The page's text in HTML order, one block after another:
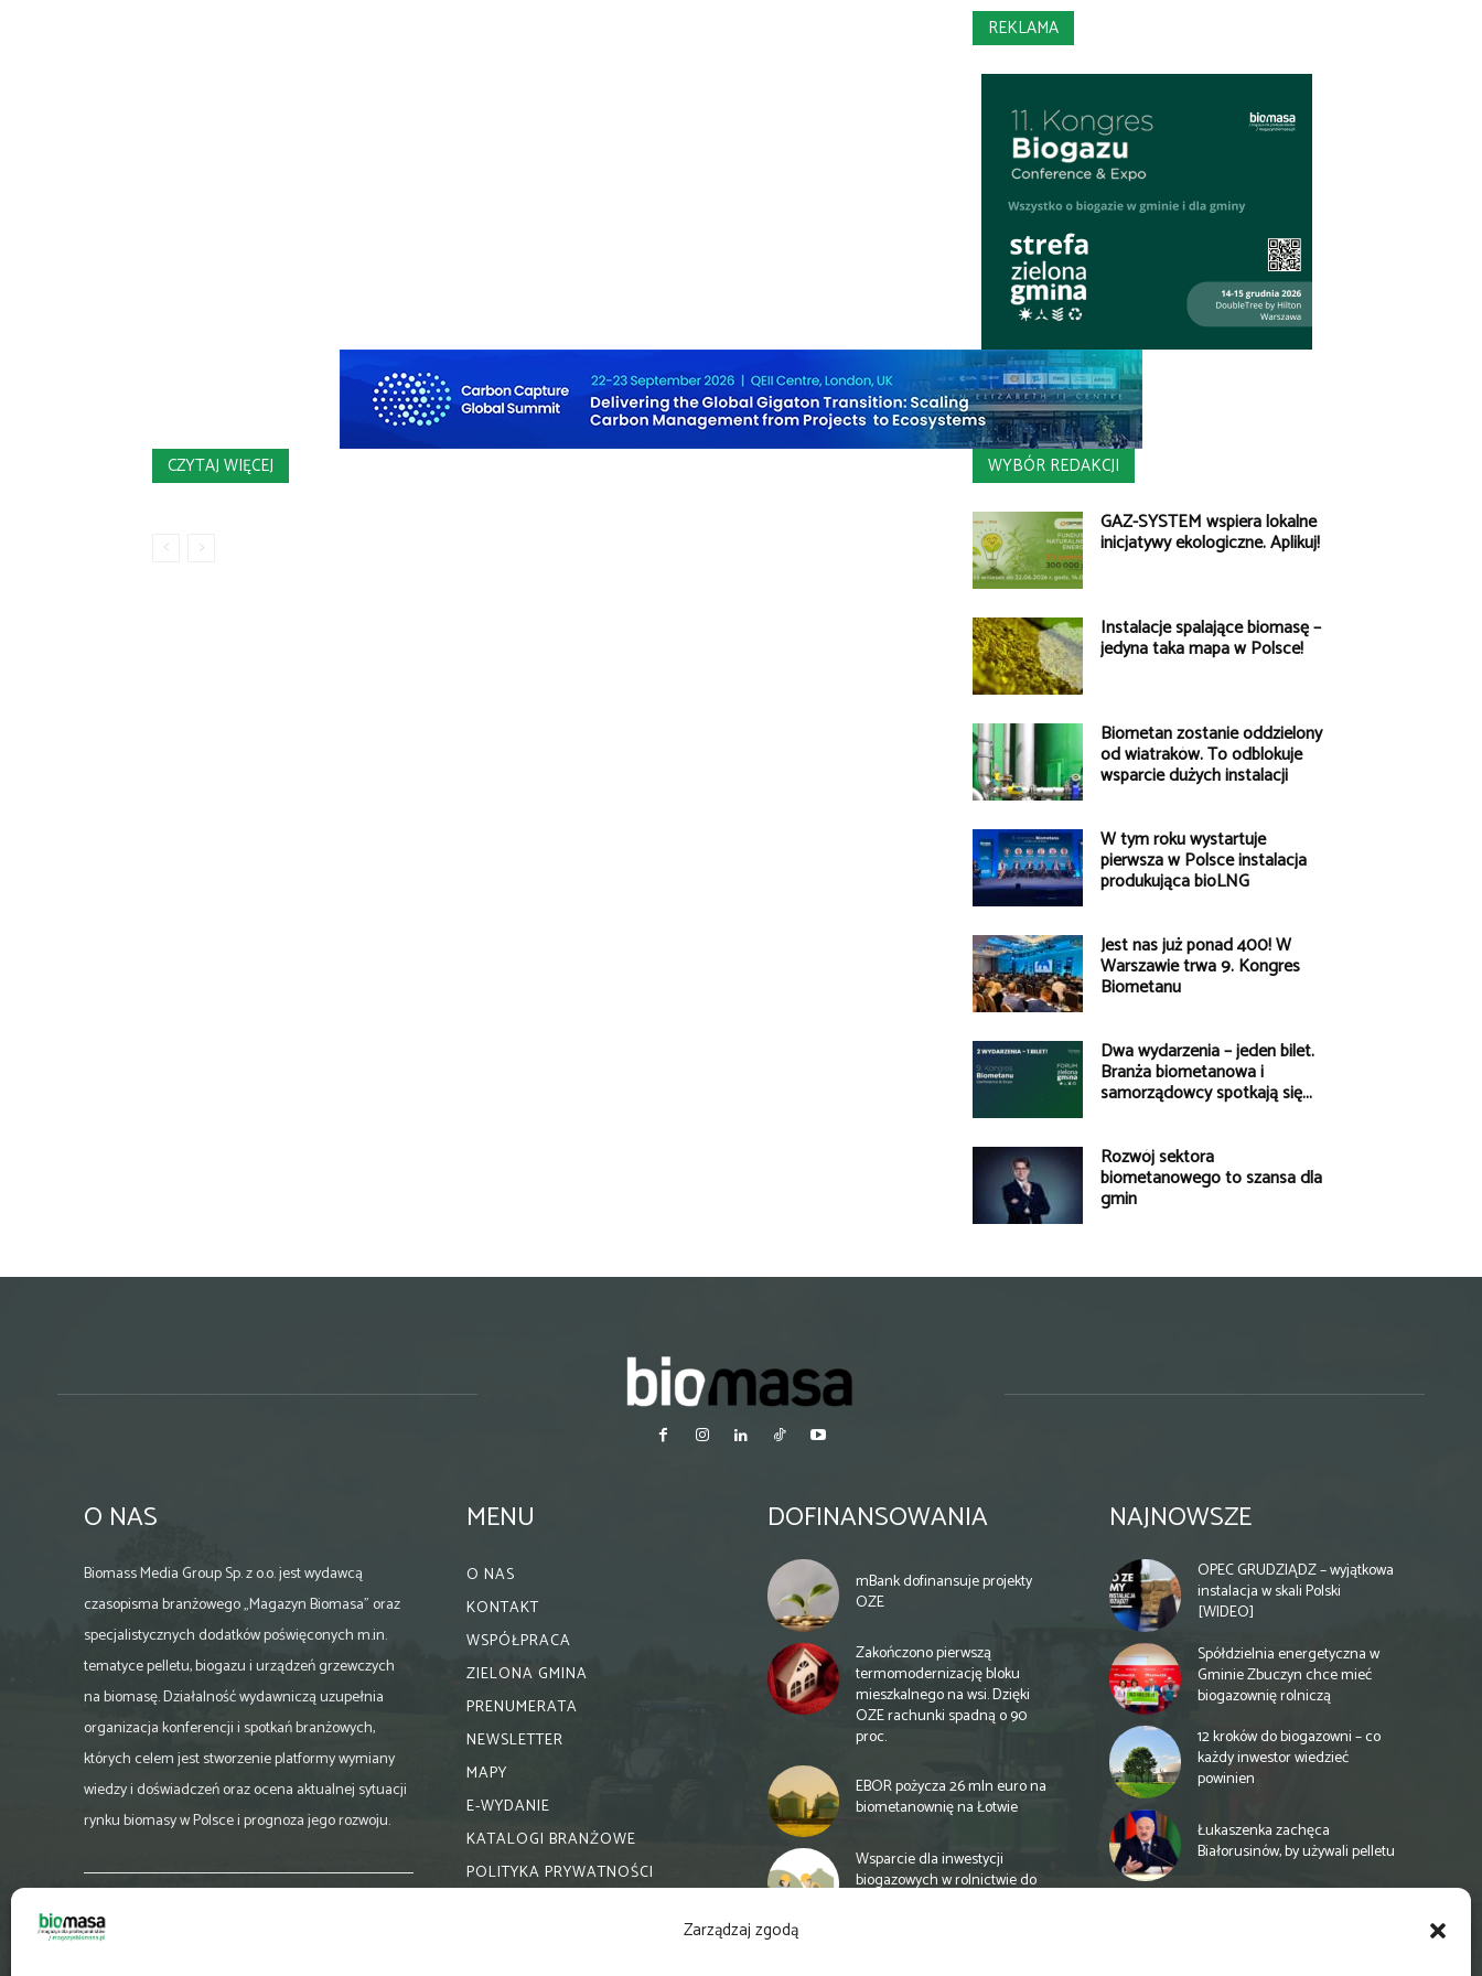
Zarządzaj zgodą
REKLAMA
CZYTAJ WIĘCEJ WYBÓR REDAKCJI
GAZ-SYSTEM wspiera lokalne
inicjatywy ekologiczne. Aplikuj!
Instalacje spalające biomasę –
jedyna taka mapa w Polsce!
Biometan zostanie oddzielony
od wiatraków. To odblokuje
wsparcie dużych instalacji
W tym roku wystartuje
pierwsza w Polsce instalacja
produkująca bioLNG
Jest nas już ponad 400! W
Warszawie trwa 9. Kongres
Biometanu
Dwa wydarzenia – jeden bilet.
Branża biometanowa i
samorządowcy spotkają się...
Rozwój sektora
biometanowego to szansa dla
gmin
O NAS
Biomass Media Group Sp. z o.o. jest wydawcą
czasopisma branżowego „Magazyn Biomasa” oraz
specjalistycznych dodatków poświęconych m.in.
tematyce pelletu, biogazu i urządzeń grzewczych
na biomasę. Działalność wydawniczą uzupełnia
organizacja konferencji i spotkań branżowych,
których celem jest stworzenie platformy wymiany
wiedzy i doświadczeń oraz ocena aktualnej sytuacji
rynku biomasy w Polsce i prognoza jego rozwoju.
biuro@magazynbiomasa.pl
MENU
O NAS
KONTAKT
WSPÓŁPRACA
ZIELONA GMINA
PRENUMERATA
NEWSLETTER
MAPY
E-WYDANIE
KATALOGI BRANŻOWE
POLITYKA PRYWATNOŚCI
DOFINANSOWANIA
mBank dofinansuje projekty
OZE
Zakończono pierwszą
termomodernizację bloku
mieszkalnego na wsi. Dzięki
OZE rachunki spadną o 90
proc.
EBOR pożycza 26 mln euro na
biometanownię na Łotwie
Wsparcie dla inwestycji
biogazowych w rolnictwie do
NAJNOWSZE
OPEC GRUDZIĄDZ – wyjątkowa
instalacja w skali Polski
[WIDEO]
Spółdzielnia energetyczna w
Gminie Zbuczyn chce mieć
biogazownię rolniczą
12 kroków do biogazowni – co
każdy inwestor wiedzieć
powinien
Łukaszenka zachęca
Białorusinów, by używali pelletu